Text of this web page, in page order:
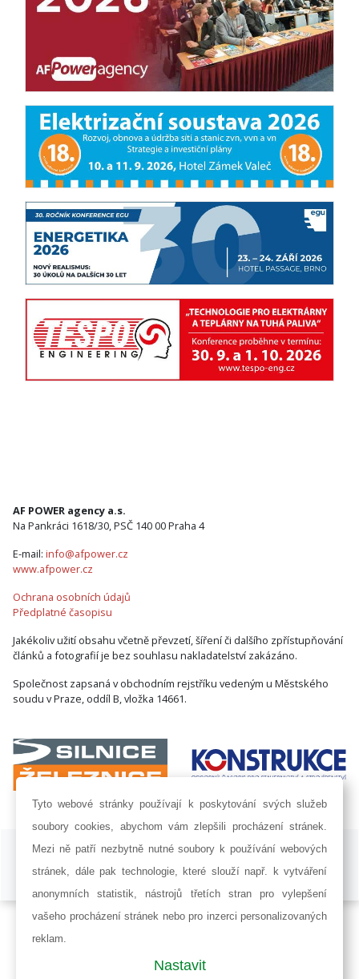
AF POWER agency a.s.
Na Pankráci 1618/30, PSČ 140 00 Praha 4
E-mail: info@afpower.cz
www.afpower.cz
Ochrana osobních údajů
Předplatné časopisu
Jakékoliv užití obsahu včetně převzetí, šíření či dalšího zpřístupňování
článků a fotografií je bez souhlasu nakladatelství zakázáno.
Společnost zapsaná v obchodním rejstříku vedeným u Městského
soudu v Praze, oddíl B, vložka 14661.
ISSN 1802-8535 © 2009 - 2026 AF POWER agency a.s. |
Nastavení
Railsformers s.r.o.
Tyto webové stránky používají k poskytování svých služeb
soubory cookies, abychom vám zlepšili procházení stránek.
Mezi ně patří nezbytně nutné soubory k používání webových
stránek, dále pak technologie, které slouží např. k vytváření
anonymních statistik, nástrojů třetích stran pro vylepšení
vašeho procházení stránek nebo pro inzerci personalizovaných
reklam.
Nastavit